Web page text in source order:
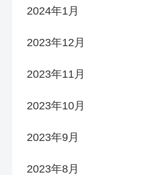
2024年1月
2023年12月
2023年11月
2023年10月
2023年9月
2023年8月